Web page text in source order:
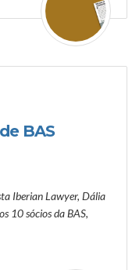
BAS
Iberian Lawyer, Dália
10 sócios da BAS,